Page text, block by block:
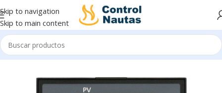
Skip to navigation
Skip to main content
Inicio Control e Indicación Controladores